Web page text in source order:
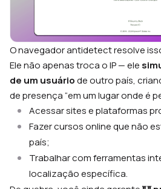
O navegador antidetect resolve
Ele não apenas troca o IP — ele
de um usuáriode outro país,
de presença “em um lugar onde é
Acessar sites e plataformas
Fazer cursos online que não
país;
Trabalhar com ferramentas
localização específica.